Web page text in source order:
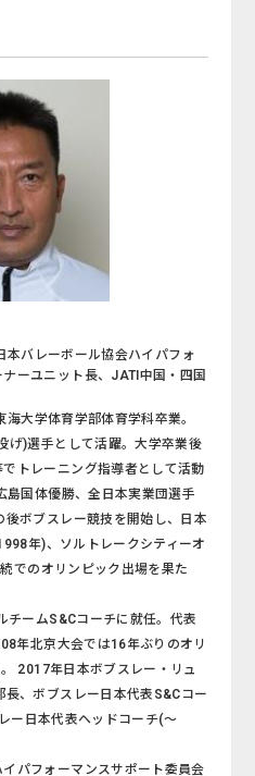
本バレーボール協会ハイパフォ
ーユニット長、JATI中国・四国
大学体育学部体育学科卒業。
げ)選手として活躍。大学卒業後
トレーニング指導者として活動
島国体優勝、全日本実業団選手
ボブスレー競技を開始し、日本
年)、ソルトレークシティーオ
でのオリンピック出場を果た
チームS&Cコーチに就任。代表
年北京大会では16年ぶりのオリ
2017年日本ボブスレー・リュ
、ボブスレー日本代表S&Cコー
ー日本代表ヘッドコーチ(～
パフォーマンスサポート委員会